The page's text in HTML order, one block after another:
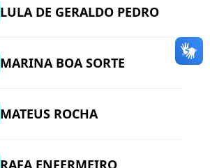
LULA DE GERALDO PEDRO
MARINA BOA SORTE
MATEUS ROCHA
RAFA ENFERMEIRO